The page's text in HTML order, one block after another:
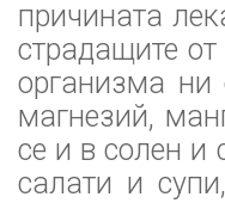
причината
страдащите
организма
магнезий,
се и в солен и
салати и